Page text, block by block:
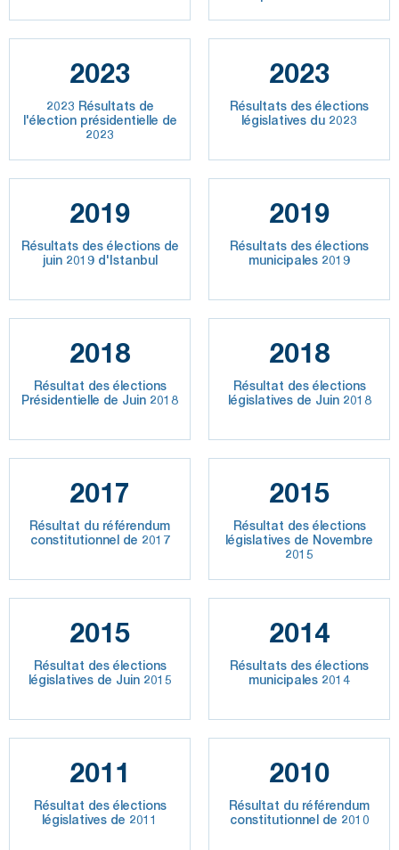
2023
2023 Résultats de
l'élection présidentielle de
2023
2023
Résultats des élections
législatives du 2023
2019
Résultats des élections de
juin 2019 d'Istanbul
2019
Résultats des élections
municipales 2019
2018
Résultat des élections
Présidentielle de Juin 2018
2018
Résultat des élections
législatives de Juin 2018
2017
Résultat du référendum
constitutionnel de 2017
2015
Résultat des élections
législatives de Novembre
2015
2015
Résultat des élections
législatives de Juin 2015
2014
Résultats des élections
municipales 2014
2011
Résultat des élections
législatives de 2011
2010
Résultat du référendum
constitutionnel de 2010